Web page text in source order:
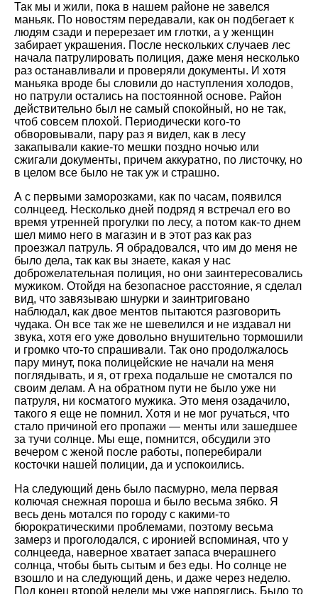
Так мы и жили, пока в нашем районе не завелся
маньяк. По новостям передавали, как он подбегает к
людям сзади и перерезает им глотки, а у женщин
забирает украшения. После нескольких случаев лес
начала патрулировать полиция, даже меня несколько
раз останавливали и проверяли документы. И хотя
маньяка вроде бы словили до наступления холодов,
но патрули остались на постоянной основе. Район
действительно был не самый спокойный, но не так,
чтоб совсем плохой. Периодически кого-то
обворовывали, пару раз я видел, как в лесу
закапывали какие-то мешки поздно ночью или
сжигали документы, причем аккуратно, по листочку, но
в целом все было не так уж и страшно.
А с первыми заморозками, как по часам, появился
солнцеед. Несколько дней подряд я встречал его во
время утренней прогулки по лесу, а потом как-то днем
шел мимо него в магазин и в этот раз как раз
проезжал патруль. Я обрадовался, что им до меня не
было дела, так как вы знаете, какая у нас
доброжелательная полиция, но они заинтересовались
мужиком. Отойдя на безопасное расстояние, я сделал
вид, что завязываю шнурки и заинтриговано
наблюдал, как двое ментов пытаются разговорить
чудака. Он все так же не шевелился и не издавал ни
звука, хотя его уже довольно внушительно тормошили
и громко что-то спрашивали. Так оно продолжалось
пару минут, пока полицейские не начали на меня
поглядывать, и я, от греха подальше не смотался по
своим делам. А на обратном пути не было уже ни
патруля, ни косматого мужика. Это меня озадачило,
такого я еще не помнил. Хотя и не мог ручаться, что
стало причиной его пропажи — менты или зашедшее
за тучи солнце. Мы еще, помнится, обсудили это
вечером с женой после работы, поперебирали
косточки нашей полиции, да и успокоились.
На следующий день было пасмурно, мела первая
колючая снежная пороша и было весьма зябко. Я
весь день мотался по городу с какими-то
бюрократическими проблемами, поэтому весьма
замерз и проголодался, с иронией вспоминая, что у
солнцееда, наверное хватает запаса вчерашнего
солнца, чтобы быть сытым и без еды. Но солнце не
взошло и на следующий день, и даже через неделю.
Под конец второй недели мы уже напряглись. Было то